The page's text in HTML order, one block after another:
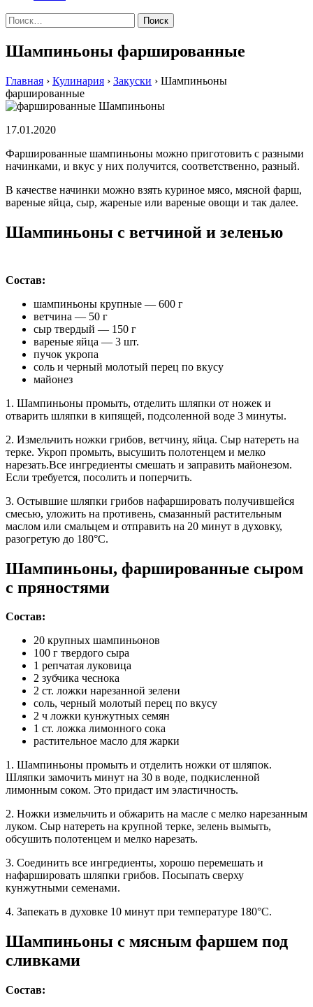
Найти:
Шампиньоны фаршированные
Главная › Кулинария › Закуски › Шампиньоны
фаршированные
17.01.2020
Фаршированные шампиньоны можно приготовить с разными
начинками, и вкус у них получится, соответственно, разный.
В качестве начинки можно взять куриное мясо, мясной фарш,
вареные яйца, сыр, жареные или вареные овощи и так далее.
Шампиньоны с ветчиной и зеленью
Состав:
шампиньоны крупные — 600 г
ветчина — 50 г
сыр твердый — 150 г
вареные яйца — 3 шт.
пучок укропа
соль и черный молотый перец по вкусу
майонез
1. Шампиньоны промыть, отделить шляпки от ножек и
отварить шляпки в кипящей, подсоленной воде 3 минуты.
2. Измельчить ножки грибов, ветчину, яйца. Сыр натереть на
терке. Укроп промыть, высушить полотенцем и мелко
нарезать.Все ингредиенты смешать и заправить майонезом.
Если требуется, посолить и поперчить.
3. Остывшие шляпки грибов нафаршировать получившейся
смесью, уложить на противень, смазанный растительным
маслом или смальцем и отправить на 20 минут в духовку,
разогретую до 180°C.
Шампиньоны, фаршированные сыром
с пряностями
Состав:
20 крупных шампиньонов
100 г твердого сыра
1 репчатая луковица
2 зубчика чеснока
2 ст. ложки нарезанной зелени
соль, черный молотый перец по вкусу
2 ч ложки кунжутных семян
1 ст. ложка лимонного сока
растительное масло для жарки
1. Шампиньоны промыть и отделить ножки от шляпок.
Шляпки замочить минут на 30 в воде, подкисленной
лимонным соком. Это придаст им эластичность.
2. Ножки измельчить и обжарить на масле с мелко нарезанным
луком. Сыр натереть на крупной терке, зелень вымыть,
обсушить полотенцем и мелко нарезать.
3. Соединить все ингредиенты, хорошо перемешать и
нафаршировать шляпки грибов. Посыпать сверху
кунжутными семенами.
4. Запекать в духовке 10 минут при температуре 180°C.
Шампиньоны с мясным фаршем под
сливками
Состав: